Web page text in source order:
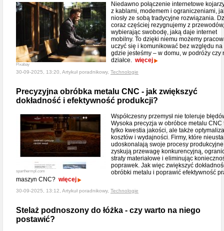
Pixabay
Niedawno połączenie internetowe
z kablami, modemem i ograniczeniami,
niosły ze sobą tradycyjne rozwiązania.
coraz częściej rezygnujemy z przewodów,
wybierając swobodę, jaką daje internet
mobilny. To dzięki niemu możemy
uczyć się i komunikować bez względu na
gdzie jesteśmy – w domu, w podróży czy
działce. więcej
30-09-2025, 13:20, Artykuł poradnikowy, Technologie
Precyzyjna obróbka metalu CNC - jak zwiększyć
dokładność i efektywność produkcji?
sparthermpl.com
Współczesny przemysł nie toleruje
Wysoka precyzja w obróbce metalu CNC
tylko kwestia jakości, ale także
kosztów i wydajności. Firmy, które
udoskonalają swoje procesy
zyskują przewagę konkurencyjną,
straty materiałowe i eliminując
poprawek. Jak więc zwiększyć
obróbki metalu i poprawić efektywność
maszyn CNC? więcej
30-09-2025, 13:12, Artykuł poradnikowy, Technologie
Stelaż podnoszony do łóżka - czy warto na niego
postawić?